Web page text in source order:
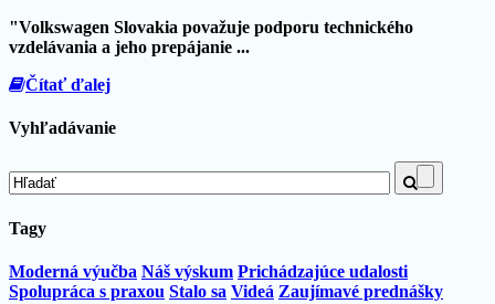
"Volkswagen Slovakia považuje podporu technického
vzdelávania a jeho prepájanie ...
Čítať ďalej
Vyhľadávanie
Hľadať
Tagy
Moderná výučba Náš výskum Prichádzajúce udalosti
Spolupráca s praxou Stalo sa Videá Zaujímavé prednášky